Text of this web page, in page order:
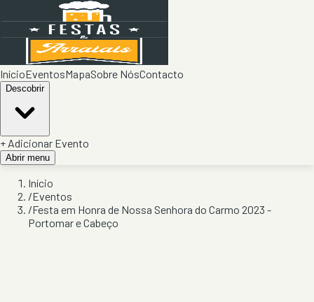
InícioEventosMapaSobre NósContacto
Descobrir
+ Adicionar Evento
Abrir menu
Início
/Eventos
/Festa em Honra de Nossa Senhora do Carmo 2023 -
Portomar e Cabeço